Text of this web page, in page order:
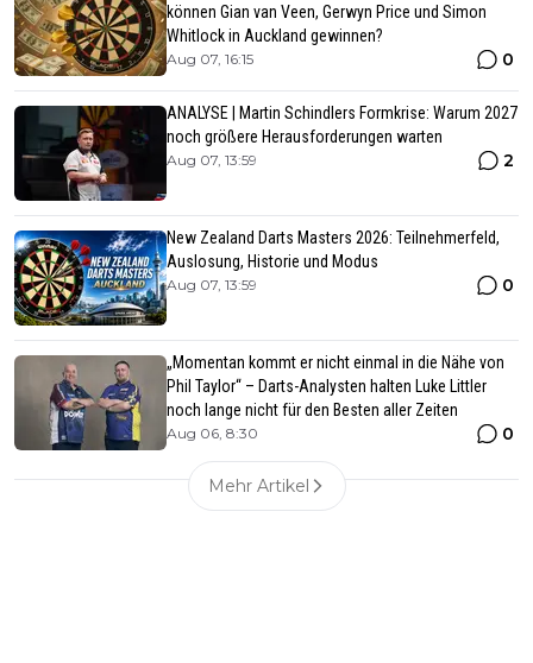
können Gian van Veen, Gerwyn Price und Simon
Whitlock in Auckland gewinnen?
Aug 07, 16:15 0
ANALYSE | Martin Schindlers Formkrise: Warum 2027
noch größere Herausforderungen warten
Aug 07, 13:59 2
New Zealand Darts Masters 2026: Teilnehmerfeld,
Auslosung, Historie und Modus
Aug 07, 13:59 0
„Momentan kommt er nicht einmal in die Nähe von
Phil Taylor“ – Darts-Analysten halten Luke Littler
noch lange nicht für den Besten aller Zeiten
Aug 06, 8:30 0
Mehr Artikel